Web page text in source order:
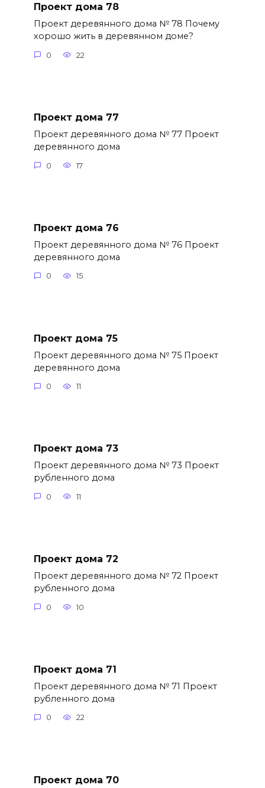
Проект дома 78
Проект деревянного дома № 78 Почему
хорошо жить в деревянном доме?
0 22
Проект дома 77
Проект деревянного дома № 77 Проект
деревянного дома
0 17
Проект дома 76
Проект деревянного дома № 76 Проект
деревянного дома
0 15
Проект дома 75
Проект деревянного дома № 75 Проект
деревянного дома
0 11
Проект дома 73
Проект деревянного дома № 73 Проект
рубленного дома
0 11
Проект дома 72
Проект деревянного дома № 72 Проект
рубленного дома
0 10
Проект дома 71
Проект деревянного дома № 71 Проект
рубленного дома
0 22
Проект дома 70